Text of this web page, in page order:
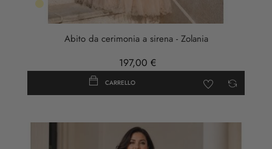
Oro
Abito da cerimonia a sirena - Zolania
197,00 €
CARRELLO